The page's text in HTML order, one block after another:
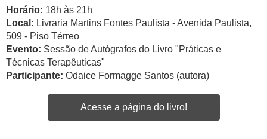
Horário: 18h às 21h
Local: Livraria Martins Fontes Paulista - Avenida Paulista,
509 - Piso Térreo
Evento: Sessão de Autógrafos do Livro "Práticas e
Técnicas Terapêuticas"
Participante: Odaice Formagge Santos (autora)
Acesse a página do livro!